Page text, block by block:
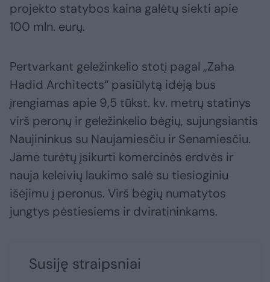
projekto statybos kaina galėtų siekti apie
100 mln. eurų.
Pertvarkant geležinkelio stotį pagal „Zaha
Hadid Architects“ pasiūlytą idėją bus
įrengiamas apie 9,5 tūkst. kv. metrų statinys
virš peronų ir geležinkelio bėgių, sujungsiantis
Naujininkus su Naujamiesčiu ir Senamiesčiu.
Jame turėtų įsikurti komercinės erdvės ir
nauja keleivių laukimo salė su tiesioginiu
išėjimu į peronus. Virš bėgių numatytos
jungtys pėstiesiems ir dviratininkams.
Susiję straipsniai